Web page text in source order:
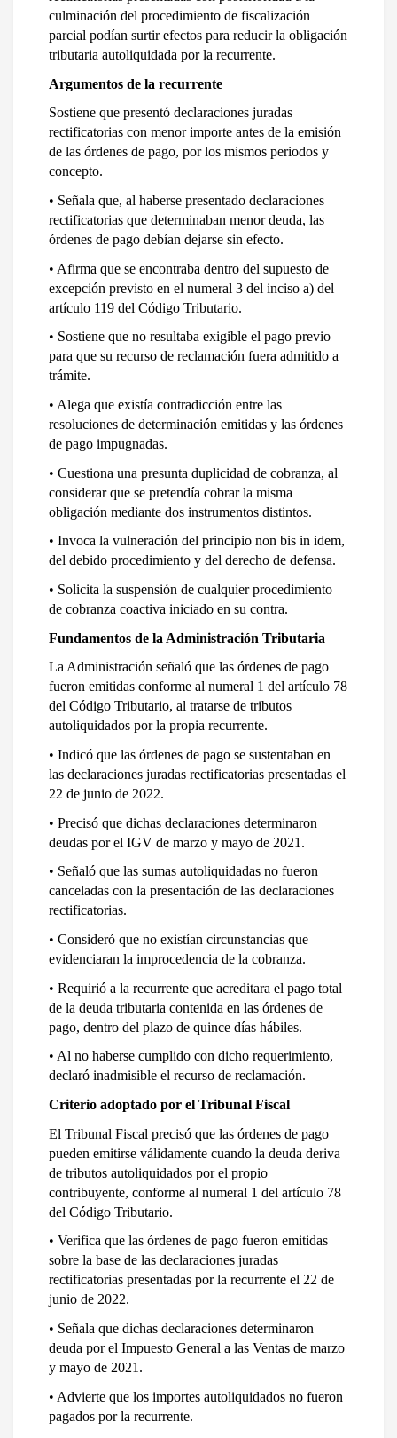
culminación del procedimiento de fiscalización
parcial podían surtir efectos para reducir la obligación
tributaria autoliquidada por la recurrente.
Argumentos de la recurrente
Sostiene que presentó declaraciones juradas
rectificatorias con menor importe antes de la emisión
de las órdenes de pago, por los mismos periodos y
concepto.
• Señala que, al haberse presentado declaraciones
rectificatorias que determinaban menor deuda, las
órdenes de pago debían dejarse sin efecto.
• Afirma que se encontraba dentro del supuesto de
excepción previsto en el numeral 3 del inciso a) del
artículo 119 del Código Tributario.
• Sostiene que no resultaba exigible el pago previo
para que su recurso de reclamación fuera admitido a
trámite.
• Alega que existía contradicción entre las
resoluciones de determinación emitidas y las órdenes
de pago impugnadas.
• Cuestiona una presunta duplicidad de cobranza, al
considerar que se pretendía cobrar la misma
obligación mediante dos instrumentos distintos.
• Invoca la vulneración del principio non bis in idem,
del debido procedimiento y del derecho de defensa.
• Solicita la suspensión de cualquier procedimiento
de cobranza coactiva iniciado en su contra.
Fundamentos de la Administración Tributaria
La Administración señaló que las órdenes de pago
fueron emitidas conforme al numeral 1 del artículo 78
del Código Tributario, al tratarse de tributos
autoliquidados por la propia recurrente.
• Indicó que las órdenes de pago se sustentaban en
las declaraciones juradas rectificatorias presentadas el
22 de junio de 2022.
• Precisó que dichas declaraciones determinaron
deudas por el IGV de marzo y mayo de 2021.
• Señaló que las sumas autoliquidadas no fueron
canceladas con la presentación de las declaraciones
rectificatorias.
• Consideró que no existían circunstancias que
evidenciaran la improcedencia de la cobranza.
• Requirió a la recurrente que acreditara el pago total
de la deuda tributaria contenida en las órdenes de
pago, dentro del plazo de quince días hábiles.
• Al no haberse cumplido con dicho requerimiento,
declaró inadmisible el recurso de reclamación.
Criterio adoptado por el Tribunal Fiscal
El Tribunal Fiscal precisó que las órdenes de pago
pueden emitirse válidamente cuando la deuda deriva
de tributos autoliquidados por el propio
contribuyente, conforme al numeral 1 del artículo 78
del Código Tributario.
• Verifica que las órdenes de pago fueron emitidas
sobre la base de las declaraciones juradas
rectificatorias presentadas por la recurrente el 22 de
junio de 2022.
• Señala que dichas declaraciones determinaron
deuda por el Impuesto General a las Ventas de marzo
y mayo de 2021.
• Advierte que los importes autoliquidados no fueron
pagados por la recurrente.